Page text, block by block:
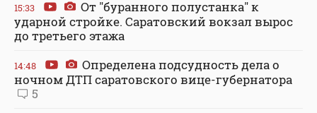
15:33
От "буранного полустанка" к
ударной стройке. Саратовский вокзал вырос
до третьего этажа
14:48
Определена подсудность дела о
ночном ДТП саратовского вице-губернатора
5